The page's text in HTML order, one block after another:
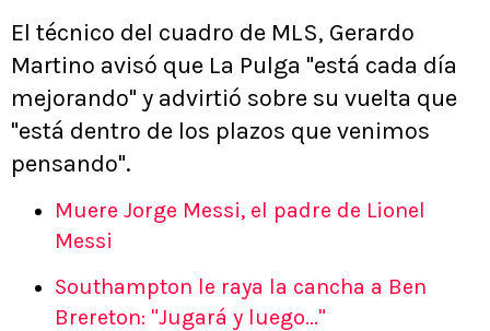
El técnico del cuadro de MLS, Gerardo
Martino avisó que La Pulga "está cada día
mejorando" y advirtió sobre su vuelta que
"está dentro de los plazos que venimos
pensando".
Muere Jorge Messi, el padre de Lionel
Messi
Southampton le raya la cancha a Ben
Brereton: "Jugará y luego..."